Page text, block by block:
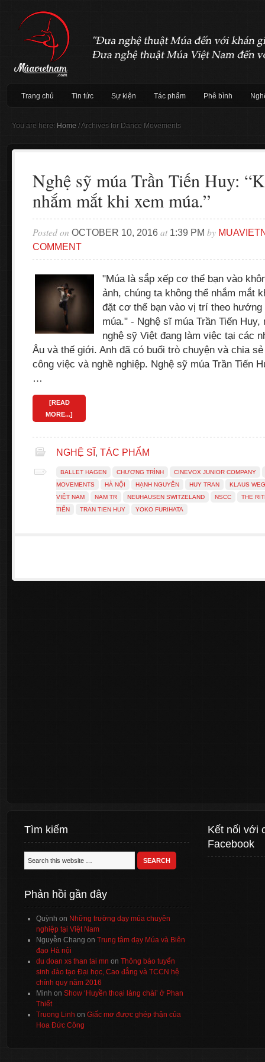
Trang chủ Tin tức Sự kiện Tác phẩm Phê bình
You are here: Home /Archives for Dance Movements
Nghệ sỹ múa Trần Tiến Huy:
nhắm mắt khi xem múa.”
Posted on OCTOBER 10, 2016 at 1:39 PM by
COMMENT
"Múa là sắp xếp cơ thể bạn vào
ảnh, chúng ta không thể nhắm mắt
đặt cơ thể bạn vào vị trí theo hướng
múa." - Nghệ sĩ múa Trần Tiến
nghệ sỹ Việt đang làm việc tại các
Âu và thế giới. Anh đã có buổi trò chuyện và chia
công việc và nghề nghiệp. Nghệ sỹ múa Trần Tiến
…
[READ
MORE...]
NGHỆ SĨ , TÁC PHẨM
BALLET HAGEN CHƯƠNG TRÌNH
CINEVOX JUNIOR COMPANY
MOVEMENTS
HÀ NỘI HẠNH NGUYÊN HUY TRAN
KLAUS
VIỆT NAM
NAM TR NEUHAUSEN SWITZELAND NSCC
THE
TIẾN
TRAN TIEN HUY YOKO FURIHATA
Tìm kiếm
Phản hồi gần đây
Quỳnh on Những trường dạy múa chuyên
nghiệp tại Việt Nam
Nguyễn Chang on Trung tâm dạy Múa và Biên
đạo Hà nội
du doan xs than tai mn on Thông báo tuyển
sinh đào tạo Đại học, Cao đẳng và TCCN hệ
chính quy năm 2016
Minh on Show ‘Huyền thoại làng chài’ ở Phan
Thiết
Truong Linh on Giấc mơ được ghép thận của
Hoa Đức Công
Kết nối với
Facebook